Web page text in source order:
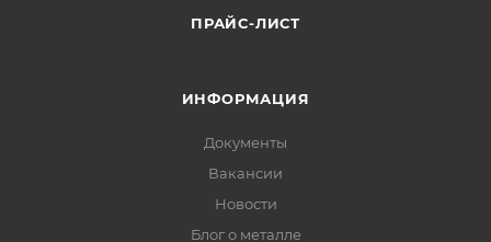
ПРАЙС-ЛИСТ
ИНФОРМАЦИЯ
Документы
Вакансии
Новости
Блог о металле